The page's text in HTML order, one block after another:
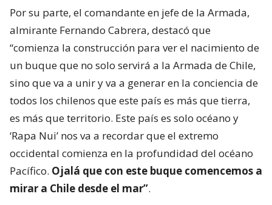
Por su parte, el comandante en jefe de la Armada,
almirante Fernando Cabrera, destacó que
“comienza la construcción para ver el nacimiento de
un buque que no solo servirá a la Armada de Chile,
sino que va a unir y va a generar en la conciencia de
todos los chilenos que este país es más que tierra,
es más que territorio. Este país es solo océano y
‘Rapa Nui’ nos va a recordar que el extremo
occidental comienza en la profundidad del océano
Pacífico. Ojalá que con este buque comencemos a
mirar a Chile desde el mar”.